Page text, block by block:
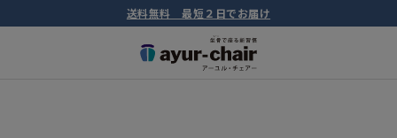
送料無料 最短２日でお届け